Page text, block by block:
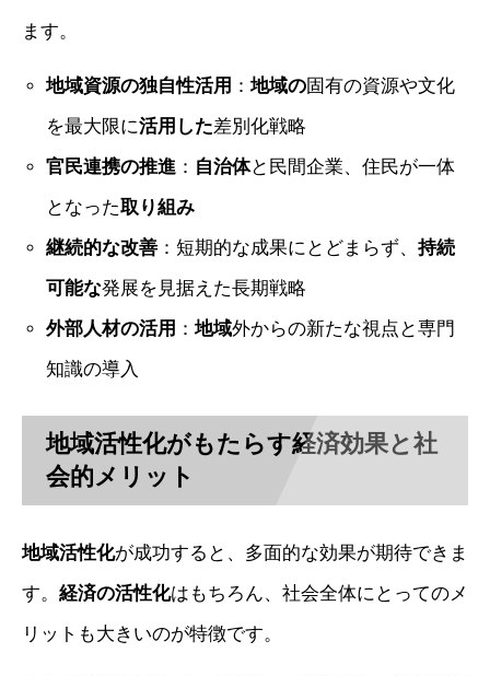
ます。
地域資源の独自性活用 ：地域の固有の資源や文化
を最大限に活用した差別化戦略
官民連携の推進 ： 自治体と民間企業、住民が一体
となった取り組み
継続的な改善 ：短期的な成果にとどまらず、持続
可能な発展を見据えた長期戦略
外部人材の活用 ：地域外からの新たな視点と専門
知識の導入
地域活性化がもたらす経済効果と社
会的メリット
地域活性化が成功すると、多面的な効果が期待できま
す。 経済の活性化はもちろん、社会全体にとってのメ
リットも大きいのが特徴です。